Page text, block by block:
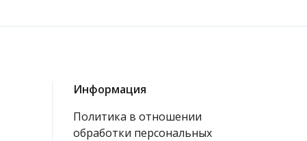
Информация
Политика в отношении
обработки персональных